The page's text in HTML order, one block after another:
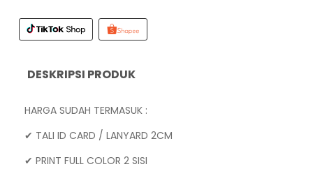
DESKRIPSI PRODUK
HARGA SUDAH TERMASUK :
✔ TALI ID CARD / LANYARD 2CM
✔ PRINT FULL COLOR 2 SISI